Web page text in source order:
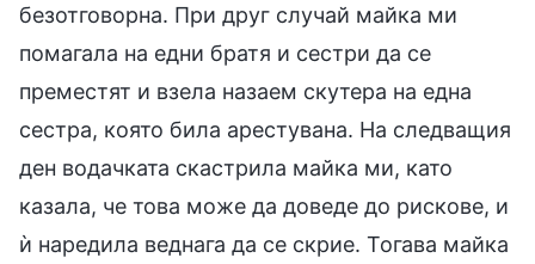
безотговорна. При друг случай майка ми
помагала на едни братя и сестри да се
преместят и взела назаем скутера на една
сестра, която била арестувана. На следващия
ден водачката скастрила майка ми, като
казала, че това може да доведе до рискове, и
ѝ наредила веднага да се скрие. Тогава майка